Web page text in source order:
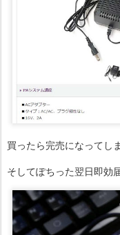
買ったら完売になってし
そしてぽちった翌日即効